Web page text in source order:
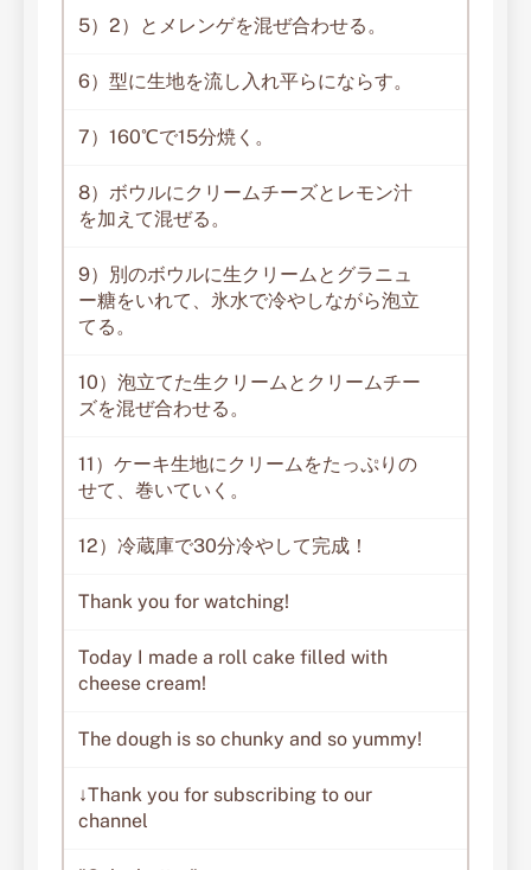
5）2）とメレンゲを混ぜ合わせる。
6）型に生地を流し入れ平らにならす。
7）160℃で15分焼く。
8）ボウルにクリームチーズとレモン汁
を加えて混ぜる。
9）別のボウルに生クリームとグラニュ
ー糖をいれて、氷水で冷やしながら泡立
てる。
10）泡立てた生クリームとクリームチー
ズを混ぜ合わせる。
11）ケーキ生地にクリームをたっぷりの
せて、巻いていく。
12）冷蔵庫で30分冷やして完成！
Thank you for watching!
Today I made a roll cake filled with
cheese cream!
The dough is so chunky and so yummy!
↓Thank you for subscribing to our
channel